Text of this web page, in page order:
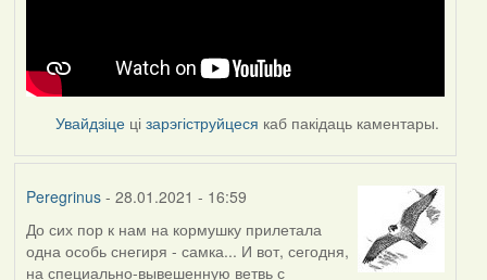
Увайдзіце цізарэгіструйцеся каб пакідаць каментары.
Peregrinus- 28.01.2021 - 16:59
До сих пор к нам на кормушку прилетала
одна особь снегиря - самка... И вот, сегодня,
на специально-вывешенную ветвь с